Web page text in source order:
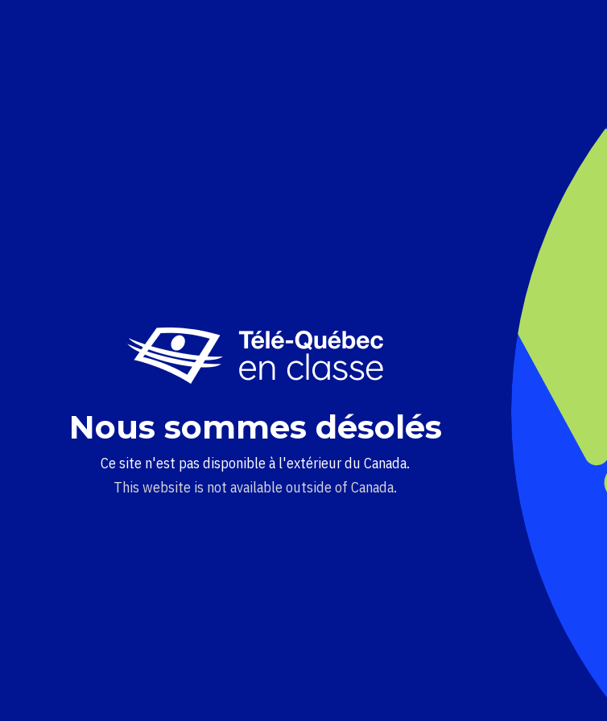
Nous sommes désolés
Ce site n'est pas disponible à l'extérieur du Canada.
This website is not available outside of Canada.